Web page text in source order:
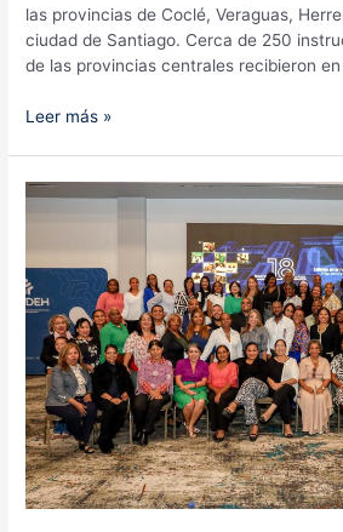
las provincias de Coclé, Veraguas,
ciudad de Santiago. Cerca de 250
de las provincias centrales recibieron
Encuentro
Instructores
Veraguas,
Herrera
y
Los
Santos
Leer más »